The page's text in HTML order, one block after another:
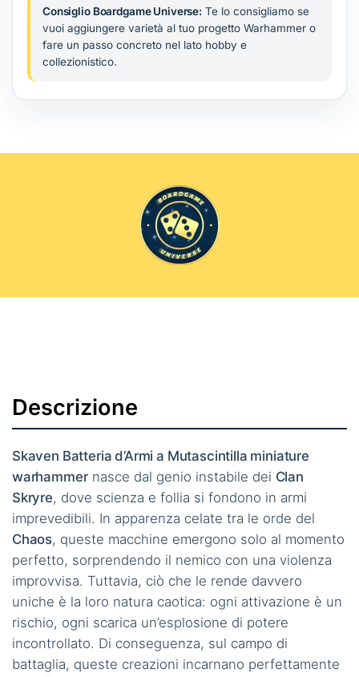
Consiglio Boardgame Universe: Te lo consigliamo se
vuoi aggiungere varietà al tuo progetto Warhammer o
fare un passo concreto nel lato hobby e
collezionistico.
Descrizione
Skaven Batteria d’Armi a Mutascintilla miniature
warhammernasce dal genio instabile dei Clan
Skryre, dove scienza e follia si fondono in armi
imprevedibili. In apparenza celate tra le orde del
Chaos, queste macchine emergono solo al momento
perfetto, sorprendendo il nemico con una violenza
improvvisa. Tuttavia, ciò che le rende davvero
uniche è la loro natura caotica: ogni attivazione è un
rischio, ogni scarica un’esplosione di potere
incontrollato. Di conseguenza, sul campo di
battaglia, queste creazioni incarnano perfettamente